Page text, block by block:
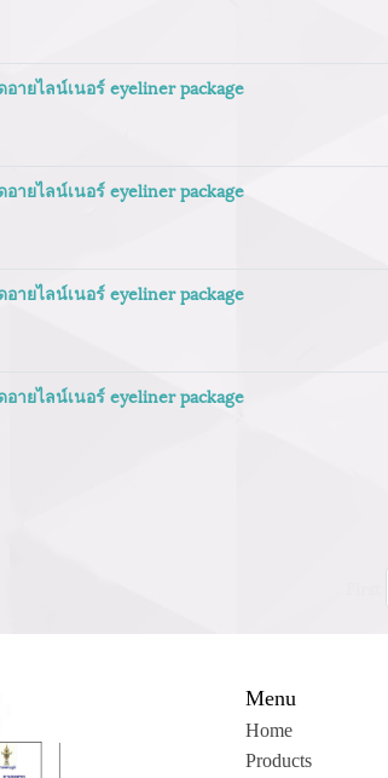
ายไลน์เนอร์ eyeliner package
ายไลน์เนอร์ eyeliner package
ายไลน์เนอร์ eyeliner package
ายไลน์เนอร์ eyeliner package
Menu
Home
Products